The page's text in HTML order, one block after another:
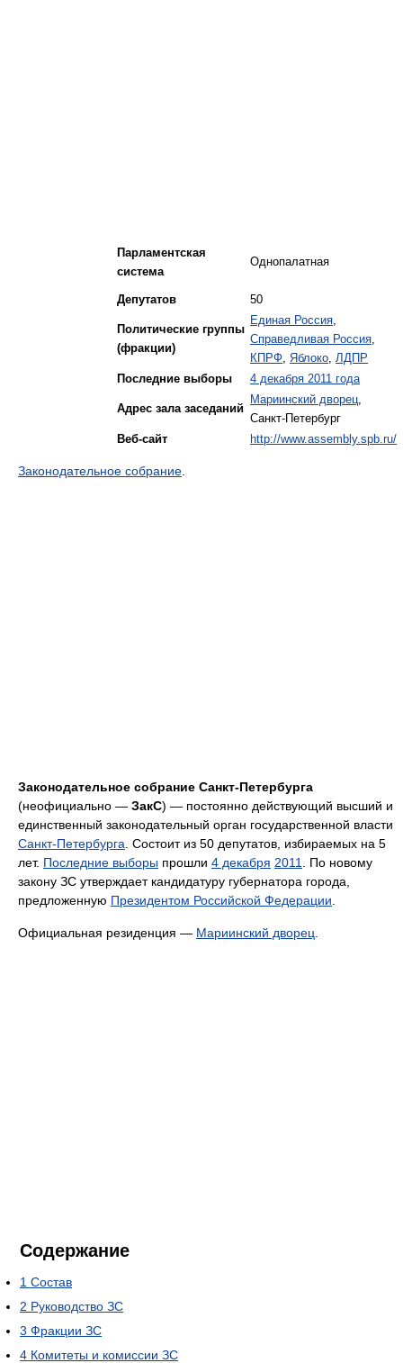
Парламентская
система
Однопалатная
Депутатов 50
Политические группы
(фракции)
Единая Россия
Справедливая Россия
КПРФ
Яблоко
ЛДПР
Последние выборы
4 декабря 2011 года
Адрес зала заседаний
Мариинский дворец
Санкт-Петербург
Веб-сайт
http://www.assembly.spb.ru/
Законодательное собрание
Законодательное cобрание Санкт-Петербурга
(неофициально — ЗакС) — постоянно действующий высший и
единственный законодательный орган государственной власти
Санкт-Петербурга . Состоит из 50 депутатов, избираемых на 5
лет. Последние выборы прошли 4 декабря 2011
. По новому
закону ЗС утверждает кандидатуру губернатора города,
предложенную Президентом Российской Федерации
Официальная резиденция — Мариинский дворец
Содержание
1 Состав
2 Руководство ЗС
3 Фракции ЗС
4 Комитеты и комиссии ЗС